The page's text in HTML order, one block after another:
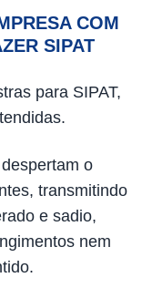
COM
SIPAT
para SIPAT,
o
transmitindo
e sadio,
nem